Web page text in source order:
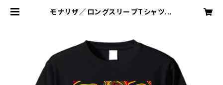
モナリザ／ロングスリーブTシャツ／